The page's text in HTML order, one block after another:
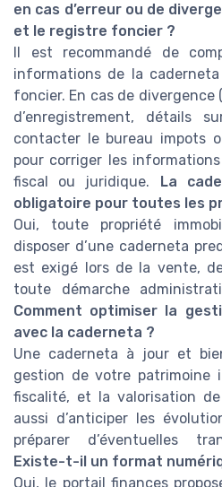
en cas d’erreur ou de
et le registre foncier ?
Il est recommandé de
informations de la
foncier. En cas de divergence
d’enregistrement, détails
contacter le bureau impots
pour corriger les
fiscal ou juridique.
La
obligatoire pour toutes les
Oui, toute propriété
disposer d’une caderneta
est exigé lors de la vente,
toute démarche
Comment optimiser la
avec la caderneta ?
Une caderneta à jour et
gestion de votre patrimoine
fiscalité, et la valorisation
aussi d’anticiper les
préparer d’éventuelles
Existe-t-il un format
Oui, le portail finances